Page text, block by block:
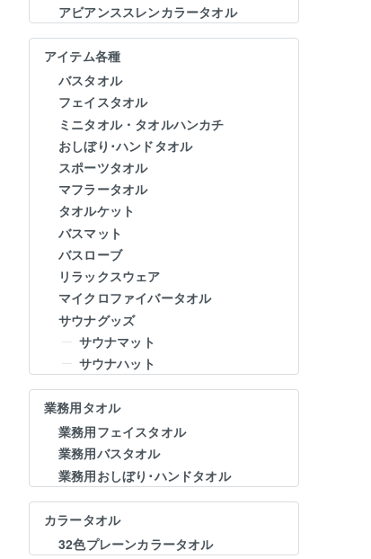
アビアンススレンカラータオル
アイテム各種
バスタオル
フェイスタオル
ミニタオル・タオルハンカチ
おしぼり･ハンドタオル
スポーツタオル
マフラータオル
タオルケット
バスマット
バスローブ
リラックスウェア
マイクロファイバータオル
サウナグッズ
サウナマット
サウナハット
業務用タオル
業務用フェイスタオル
業務用バスタオル
業務用おしぼり･ハンドタオル
カラータオル
32色プレーンカラータオル